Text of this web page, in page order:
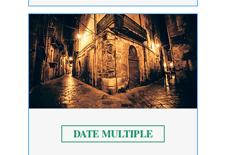
DATE MULTIPLE